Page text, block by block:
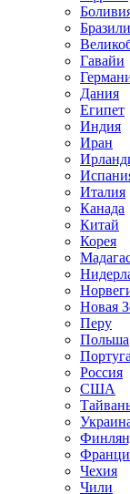
Гавайи
Дания
Египет
Индия
Иран
Италия
Канада
Китай
Корея
Новая
Перу
Польша
Россия
США
Чехия
Чили